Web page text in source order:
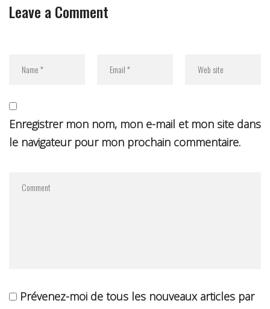
Leave a Comment
Enregistrer mon nom, mon e-mail et mon site dans
le navigateur pour mon prochain commentaire.
Prévenez-moi de tous les nouveaux articles par